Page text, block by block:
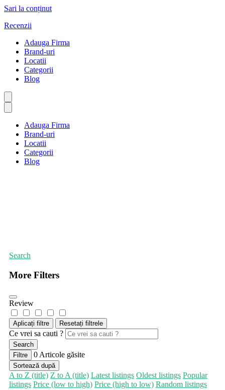
Sari la conținut
Recenzii
Adauga Firma
Brand-uri
Locatii
Categorii
Blog
Adauga Firma
Brand-uri
Locatii
Categorii
Blog
Search
More Filters
Review
Aplicați filtre Resetați filtrele
Ce vrei sa cauti ?
Search
Filtre
0 Articole găsite
Sortează după
A to Z (title) Z to A (title) Latest listings Oldest listings Popular
listings Price (low to high) Price (high to low) Random listings